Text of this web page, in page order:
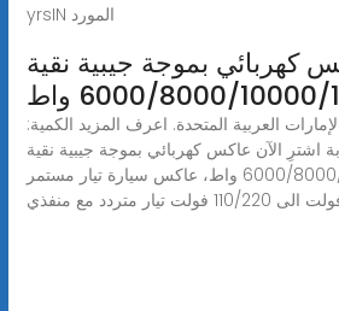
yrsIN المورد
كهربائي بموجة جيبية نقية
10000/12000 واط
العربية المتحدة. اعرف المزيد الكمية:
اشترِ الآن عاكس كهربائي بموجة جيبية نقية
6000/8000/10000/12000 واط، عاكس سيارة تيار مستمر